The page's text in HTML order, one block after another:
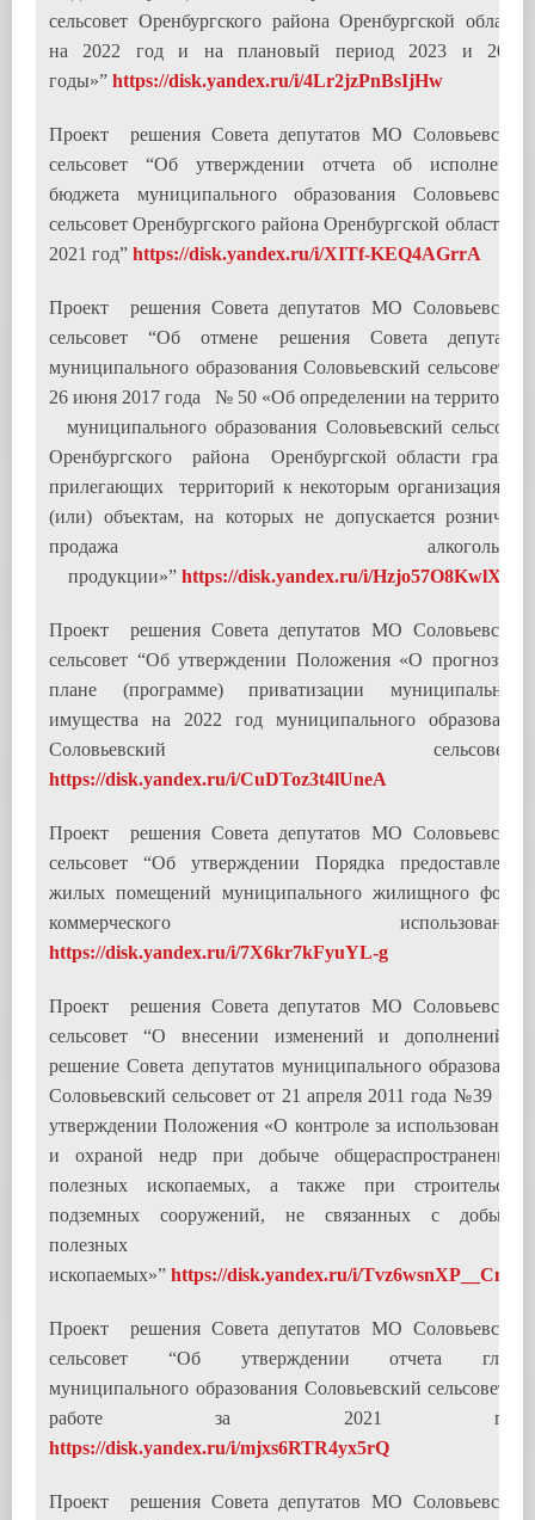
сельсовет Оренбургского района Оренбургской области
на 2022 год и на плановый период 2023 и 2024
годы»” https://disk.yandex.ru/i/4Lr2jzPnBsIjHw
Проект решения Совета депутатов МО Соловьевский
сельсовет “Об утверждении отчета об исполнении
бюджета муниципального образования Соловьевский
сельсовет Оренбургского района Оренбургской области за
2021 год” https://disk.yandex.ru/i/XITf-KEQ4AGrrA
Проект решения Совета депутатов МО Соловьевский
сельсовет “Об отмене решения Совета депутатов
муниципального образования Соловьевский сельсовет от
26 июня 2017 года № 50 «Об определении на территории
муниципального образования Соловьевский сельсовет
Оренбургского района Оренбургской области границ
прилегающих территорий к некоторым организациям и
(или) объектам, на которых не допускается розничная
продажа алкогольной
продукции»” https://disk.yandex.ru/i/Hzjo57O8KwlXKw
Проект решения Совета депутатов МО Соловьевский
сельсовет “Об утверждении Положения «О прогнозном
плане (программе) приватизации муниципального
имущества на 2022 год муниципального образования
Соловьевский сельсовет
https://disk.yandex.ru/i/CuDToz3t4lUneA
Проект решения Совета депутатов МО Соловьевский
сельсовет “Об утверждении Порядка предоставления
жилых помещений муниципального жилищного фонда
коммерческого использования”
https://disk.yandex.ru/i/7X6kr7kFyuYL-g
Проект решения Совета депутатов МО Соловьевский
сельсовет “О внесении изменений и дополнений в
решение Совета депутатов муниципального образования
Соловьевский сельсовет от 21 апреля 2011 года №39 “Об
утверждении Положения «О контроле за использованием
и охраной недр при добыче общераспространенных
полезных ископаемых, а также при строительстве
подземных сооружений, не связанных с добычей
полезных
ископаемых»” https://disk.yandex.ru/i/Tvz6wsnXP__Cnw
Проект решения Совета депутатов МО Соловьевский
сельсовет “Об утверждении отчета главы
муниципального образования Соловьевский сельсовет о
работе за 2021 год”
https://disk.yandex.ru/i/mjxs6RTR4yx5rQ
Проект решения Совета депутатов МО Соловьевский